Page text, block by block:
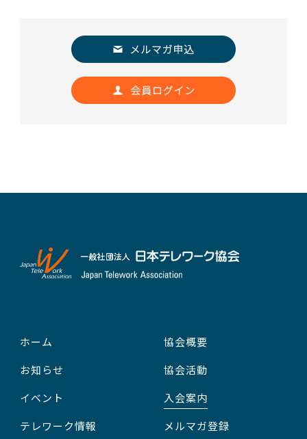
ホーム
お知らせ
イベント
テレワーク情報
協会概要
協会活動
入会案内
メルマガ登録